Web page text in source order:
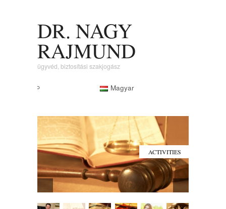
DR. NAGY
RAJMUND
ügyvéd, biztosítási szakjogász
Magyar
ACTIVITIES